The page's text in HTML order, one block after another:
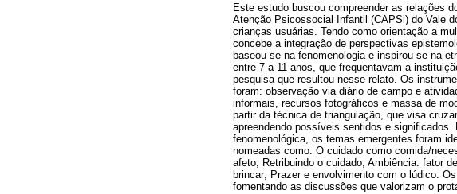
Este estudo buscou compreender as relações
Atenção Psicossocial Infantil (CAPSi) do Vale
crianças usuárias. Tendo como orientação a
concebe a integração de perspectivas
baseou-se na fenomenologia e inspirou-se na
entre 7 a 11 anos, que frequentavam a
pesquisa que resultou nesse relato. Os
foram: observação via diário de campo e
informais, recursos fotográficos e massa de
partir da técnica de triangulação, que visa
apreendendo possíveis sentidos e significados.
fenomenológica, os temas emergentes foram
nomeadas como: O cuidado como comida/
afeto; Retribuindo o cuidado; Ambiência: fator
brincar; Prazer e envolvimento com o lúdico.
fomentando as discussões que valorizam o